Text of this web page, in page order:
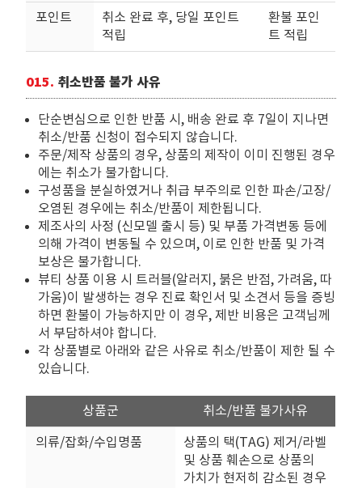
포인트
취소 완료 후, 당일 포인트
적립
환불 포인
트 적립
015. 취소반품 불가 사유
단순변심으로 인한 반품 시, 배송 완료 후 7일이 지나면
취소/반품 신청이 접수되지 않습니다.
주문/제작 상품의 경우, 상품의 제작이 이미 진행된 경우
에는 취소가 불가합니다.
구성품을 분실하였거나 취급 부주의로 인한 파손/고장/
오염된 경우에는 취소/반품이 제한됩니다.
제조사의 사정 (신모델 출시 등) 및 부품 가격변동 등에
의해 가격이 변동될 수 있으며, 이로 인한 반품 및 가격
보상은 불가합니다.
뷰티 상품 이용 시 트러블(알러지, 붉은 반점, 가려움, 따
가움)이 발생하는 경우 진료 확인서 및 소견서 등을 증빙
하면 환불이 가능하지만 이 경우, 제반 비용은 고객님께
서 부담하셔야 합니다.
각 상품별로 아래와 같은 사유로 취소/반품이 제한 될 수
있습니다.
상품군 취소/반품 불가사유
의류/잡화/수입명품
상품의 택(TAG) 제거/라벨
및 상품 훼손으로 상품의
가치가 현저히 감소된 경우